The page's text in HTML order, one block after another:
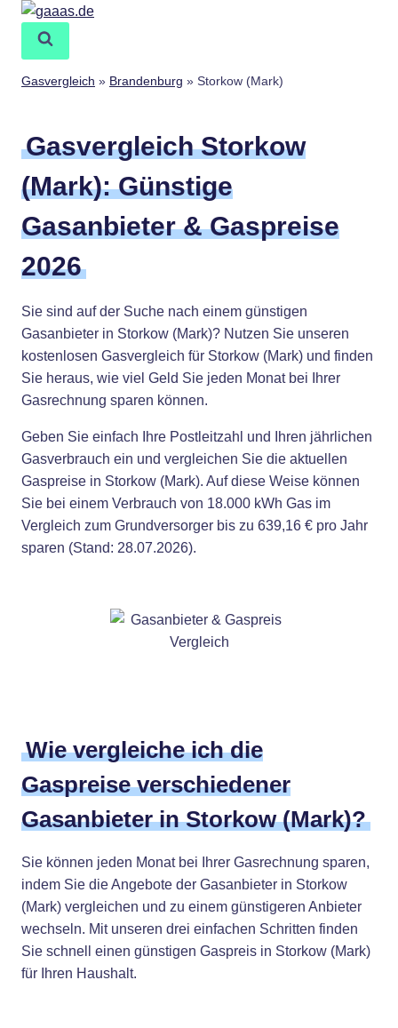
Zum
springen
Gasvergleich » Brandenburg » Storkow (Mark)
Gasvergleich Storkow
(Mark): Günstige
Gasanbieter & Gaspreise
2026
Sie sind auf der Suche nach einem günstigen
Gasanbieter in Storkow (Mark)? Nutzen Sie unseren
kostenlosen Gasvergleich für Storkow (Mark) und finden
Sie heraus, wie viel Geld Sie jeden Monat bei Ihrer
Gasrechnung sparen können.
Geben Sie einfach Ihre Postleitzahl und Ihren jährlichen
Gasverbrauch ein und vergleichen Sie die aktuellen
Gaspreise in Storkow (Mark). Auf diese Weise können
Sie bei einem Verbrauch von 18.000 kWh Gas im
Vergleich zum Grundversorger bis zu 639,16 € pro Jahr
sparen (Stand: 28.07.2026).
Wie vergleiche ich die
Gaspreise verschiedener
Gasanbieter in Storkow (Mark)?
Sie können jeden Monat bei Ihrer Gasrechnung sparen,
indem Sie die Angebote der Gasanbieter in Storkow
(Mark) vergleichen und zu einem günstigeren Anbieter
wechseln. Mit unseren drei einfachen Schritten finden
Sie schnell einen günstigen Gaspreis in Storkow (Mark)
für Ihren Haushalt.